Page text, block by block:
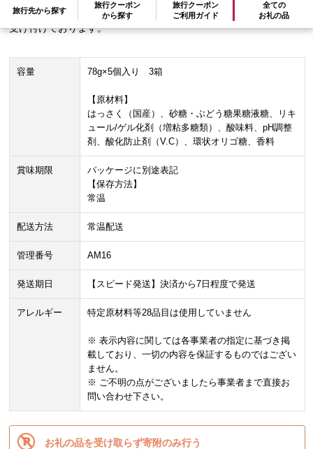
旅行先から探す
旅行クーポン
から探す
旅行クーポン
ご利用ガイド
全ての
お礼の品
★この自治体は 最少金額10,000 から、1,000
での寄附を
受け付けております。
容量 78g×5個入り 3箱
【原材料】
はっさく（国産）、砂糖・ぶどう糖果糖液糖、リキ
ュール/ゲル化剤（増粘多糖類）、酸味料、pH調整
剤、酸化防止剤（V.C）、環状オリゴ糖、香料
賞味期限
パッケージに別途表記
【保存方法】
常温
配送方法 常温配送
管理番号 AM16
発送期日 【スピード発送】決済から7日程度で発送
アレルギー 特定原材料等28品目は使用していません
※ 表示内容に関しては各事業者の指定に基づき掲
載しており、一切の内容を保証するものではござい
ません。
※ ご不明の点がございましたら事業者まで直接お
問い合わせ下さい。
お礼の品を受け取らず寄附のみ行う